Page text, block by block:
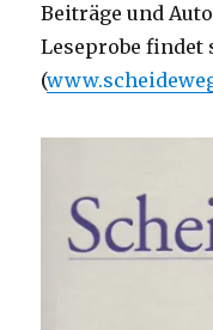
Beiträge und
Leseprobe
(